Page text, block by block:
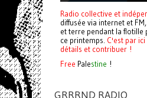
Radio collective et
diffusée via internet et
et terre pendant la flotille
ce printemps. C'est par
détails et contribuer !
Free Palestine !
GRRRND RADIO